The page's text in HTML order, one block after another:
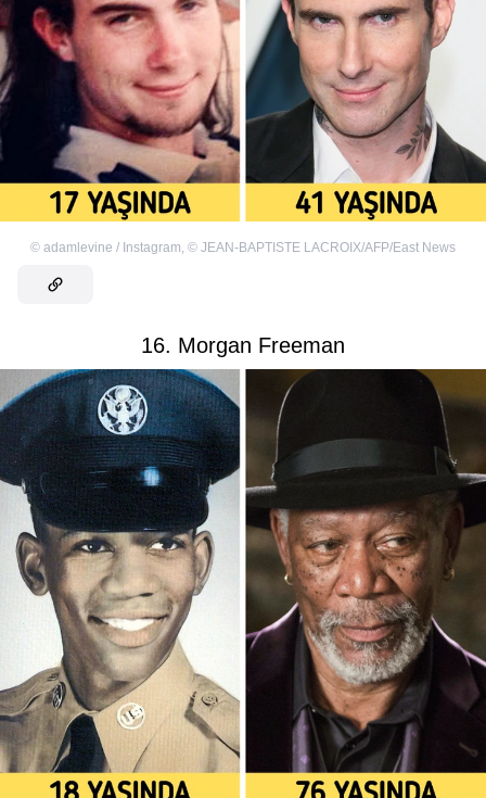
© adamlevine / Instagram, © JEAN-BAPTISTE LACROIX/AFP/East News
16. Morgan Freeman